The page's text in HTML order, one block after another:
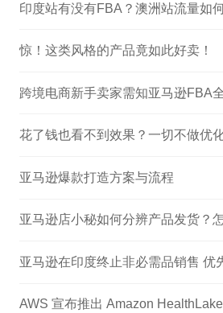
惊！这类风格的产品竟如此好卖！
跨境电商新手卖家需知亚马逊FBA
亚马逊爆款打造方案与流程
亚马逊店小秘如何分辨产品发货？
亚马逊在印度终止非必需品销售 优
AWS 宣布推出 Amazon HealthLake